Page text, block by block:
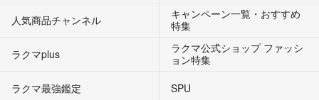
人気商品チャンネル
キャンペーン一覧・おすすめ
特集
ラクマplus
ラクマ公式ショップ ファッシ
ョン特集
ラクマ最強鑑定
SPU